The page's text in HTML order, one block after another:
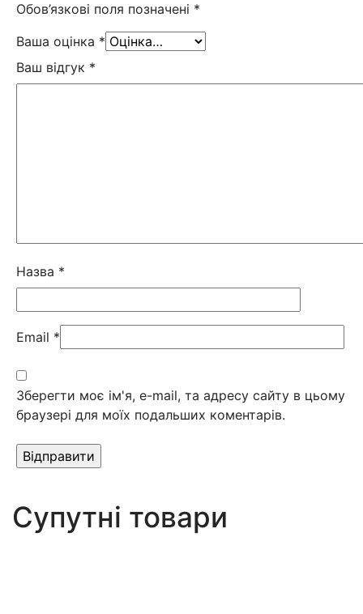
Обов’язкові поля позначені *
Ваша оцінка *
Ваш відгук *
Назва *
Email *
Зберегти моє ім'я, e-mail, та адресу сайту в цьому
браузері для моїх подальших коментарів.
Супутні товари